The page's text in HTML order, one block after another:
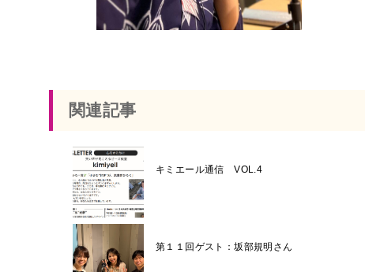
関連記事
キミエール通信 VOL.4
第１１回ゲスト：坂部規明さん